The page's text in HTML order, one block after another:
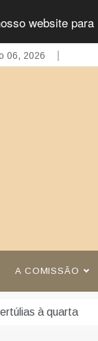
website
06, 2026
A COMISSÃO
à quarta